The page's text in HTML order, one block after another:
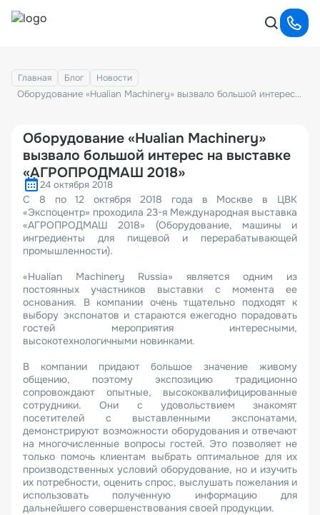
Главная Блог Новости
Оборудование «Hualian Machinery» вызвало большой интерес на выставке «АГРОПРОДМАШ 2018»
Оборудование «Hualian Machinery»
вызвало большой интерес на выставке
«АГРОПРОДМАШ 2018»
24 октября 2018
С 8 по 12 октября 2018 года в Москве в ЦВК
«Экспоцентр» проходила 23-я Международная выставка
«АГРОПРОДМАШ 2018» (Оборудование, машины и
ингредиенты для пищевой и перерабатывающей
промышленности).
«Hualian Machinery Russia» является одним из
постоянных участников выставки с момента ее
основания. В компании очень тщательно подходят к
выбору экспонатов и стараются ежегодно порадовать
гостей мероприятия интересными,
высокотехнологичными новинками.
В компании придают большое значение живому
общению, поэтому экспозицию традиционно
сопровождают опытные, высококвалифицированные
сотрудники. Они с удовольствием знакомят
посетителей с выставленными экспонатами,
демонстрируют возможности оборудования и отвечают
на многочисленные вопросы гостей. Это позволяет не
только помочь клиентам выбрать оптимальное для их
производственных условий оборудование, но и изучить
их потребности, оценить спрос, выслушать пожелания и
использовать полученную информацию для
дальнейшего совершенствования своей продукции.